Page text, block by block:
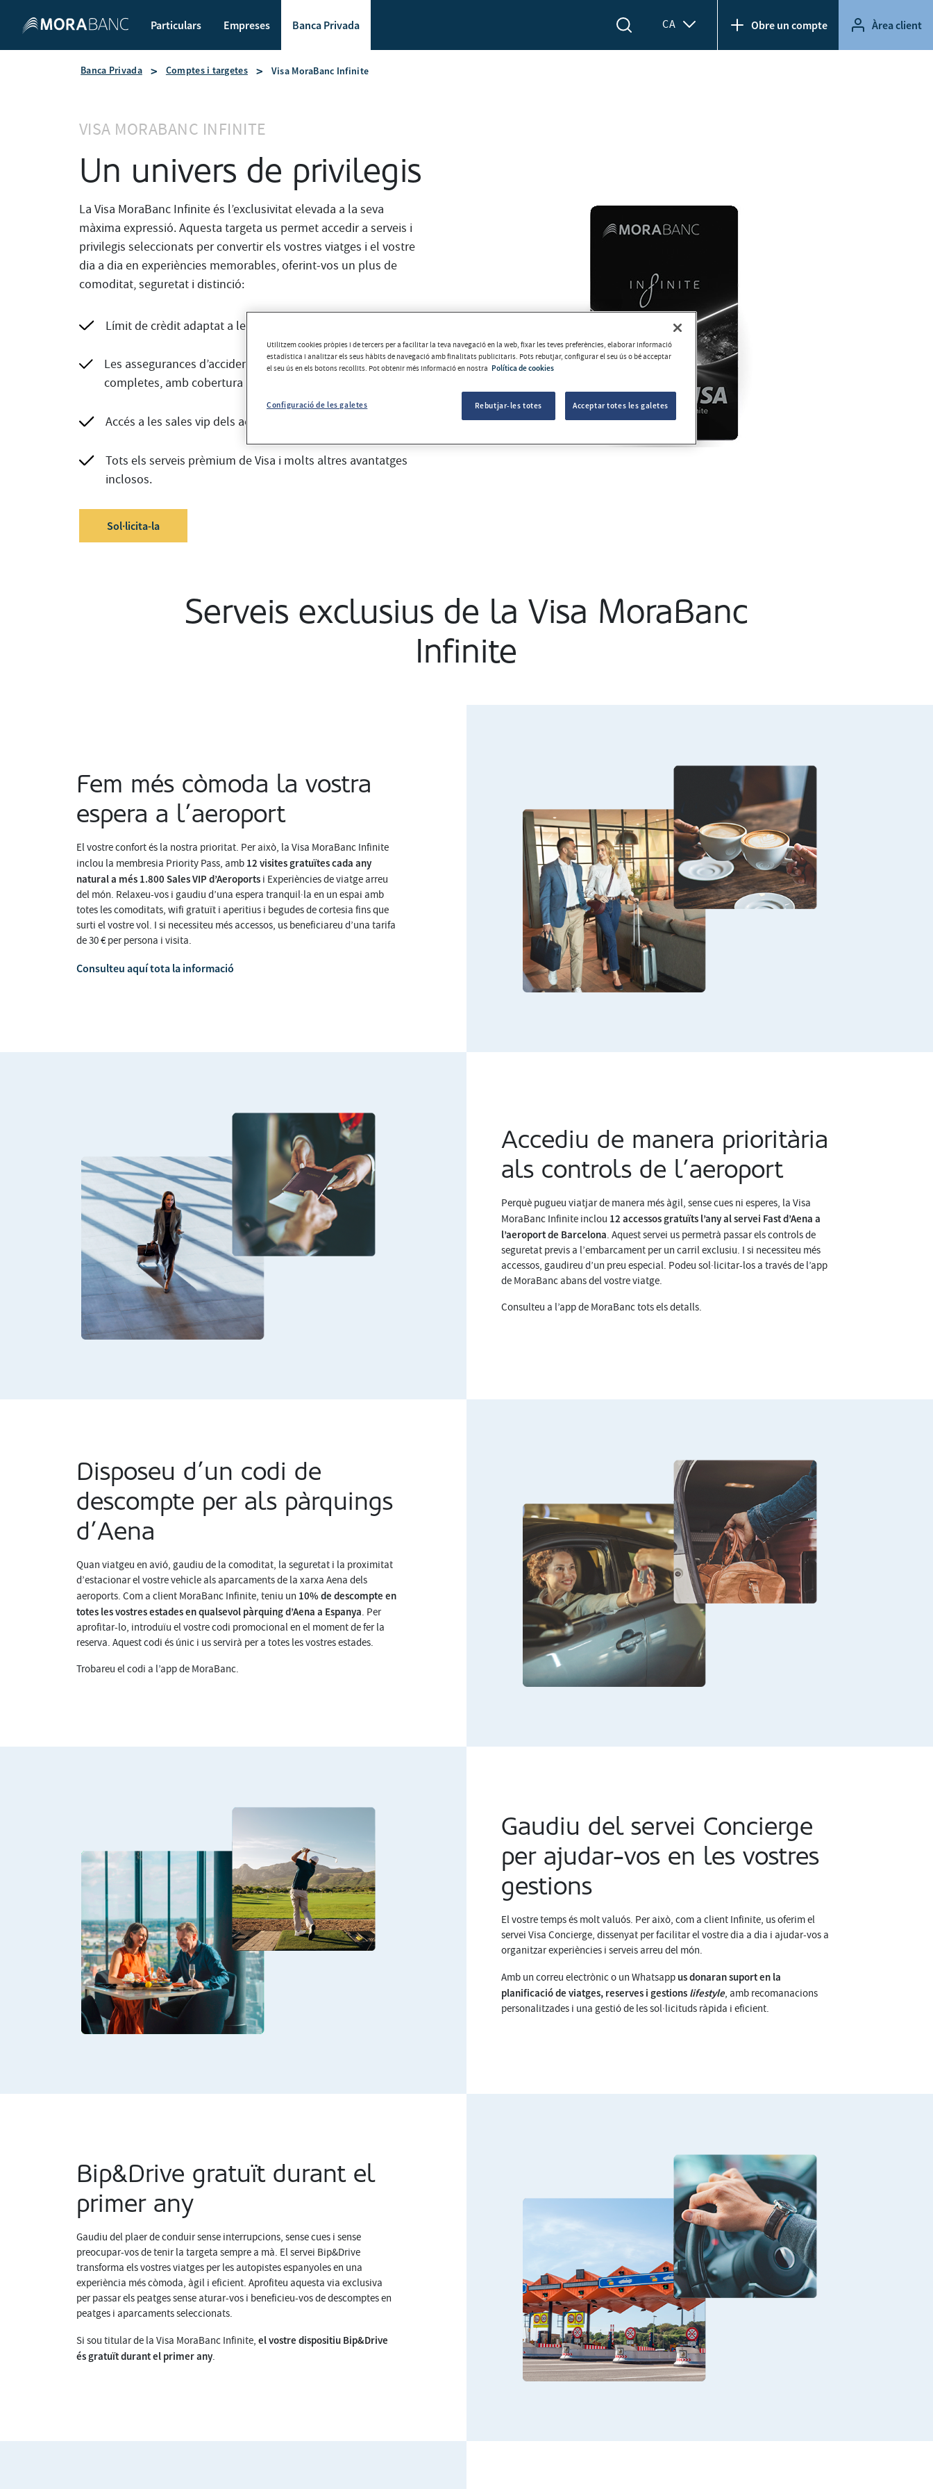
Particulars Empreses Banca Privada CA Obre un compte Àrea client
Banca Privada Comptes i targetes Visa MoraBanc Infinite
VISA MORABANC INFINITE
Un univers de privilegis
La Visa MoraBanc Infinite és l’exclusivitat elevada a la seva
màxima expressió. Aquesta targeta us permet accedir a serveis i
privilegis seleccionats per convertir els vostres viatges i el vostre
dia a dia en experiències memorables, oferint-vos un plus de
comoditat, seguretat i distinció:
Límit de crèdit adaptat a les vostres necessitats.
Les assegurances d’accidents i assistència en viatge més
completes, amb cobertura de fins a 100.000 € en viatge.
Accés a les sales vip dels aeroports d’arreu del mon
Tots els serveis prèmium de Visa i molts altres avantatges
inclosos.
Sol·licita-la
Serveis exclusius de la Visa MoraBanc
Infinite
Fem més còmoda la vostra
espera a l’aeroport
El vostre confort és la nostra prioritat. Per això, la Visa MoraBanc Infinite
inclou la membresia Priority Pass, amb 12 visites gratuïtes cada any
natural a més 1.800 Sales VIP d’Aeroports i Experiències de viatge arreu
del món. Relaxeu-vos i gaudiu d’una espera tranquil·la en un espai amb
totes les comoditats, wifi gratuït i aperitius i begudes de cortesia fins que
surti el vostre vol. I si necessiteu més accessos, us beneficiareu d’una tarifa
de 30 € per persona i visita.
Consulteu aquí tota la informació
Accediu de manera prioritària
als controls de l’aeroport
Perquè pugueu viatjar de manera més àgil, sense cues ni esperes, la Visa
MoraBanc Infinite inclou 12 accessos gratuïts l’any al servei Fast d’Aena a
l’aeroport de Barcelona. Aquest servei us permetrà passar els controls de
seguretat previs a l’embarcament per un carril exclusiu. I si necessiteu més
accessos, gaudireu d’un preu especial. Podeu sol·licitar-los a través de l’app
de MoraBanc abans del vostre viatge.
Consulteu a l’app de MoraBanc tots els detalls.
Disposeu d’un codi de
descompte per als pàrquings
d’Aena
Quan viatgeu en avió, gaudiu de la comoditat, la seguretat i la proximitat
d’estacionar el vostre vehicle als aparcaments de la xarxa Aena dels
aeroports. Com a client MoraBanc Infinite, teniu un 10% de descompte en
totes les vostres estades en qualsevol pàrquing d’Aena a Espanya. Per
aprofitar-lo, introduïu el vostre codi promocional en el moment de fer la
reserva. Aquest codi és únic i us servirà per a totes les vostres estades.
Trobareu el codi a l’app de MoraBanc.
Gaudiu del servei Concierge
per ajudar-vos en les vostres
gestions
El vostre temps és molt valuós. Per això, com a client Infinite, us oferim el
servei Visa Concierge, dissenyat per facilitar el vostre dia a dia i ajudar-vos a
organitzar experiències i serveis arreu del món.
Amb un correu electrònic o un Whatsapp us donaran suport en la
planificació de viatges, reserves i gestions lifestyle, amb recomanacions
personalitzades i una gestió de les sol·licituds ràpida i eficient.
Bip&Drive gratuït durant el
primer any
Gaudiu del plaer de conduir sense interrupcions, sense cues i sense
preocupar-vos de tenir la targeta sempre a mà. El servei Bip&Drive
transforma els vostres viatges per les autopistes espanyoles en una
experiència més còmoda, àgil i eficient. Aprofiteu aquesta via exclusiva
per passar els peatges sense aturar-vos i beneficieu-vos de descomptes en
peatges i aparcaments seleccionats.
Si sou titular de la Visa MoraBanc Infinite, el vostre dispositiu Bip&Drive
és gratuït durant el primer any.
Utilitzem cookies pròpies i de tercers per a facilitar la teva navegació en la web, fixar les teves preferències, elaborar informació
estadística i analitzar els seus hàbits de navegació amb finalitats publicitaris. Pots rebutjar, configurar el seu ús o bé acceptar
el seu ús en els botons recollits. Pot obtenir més informació en nostra Política de cookies
Configuració de les galetes Rebutjar-les totes Acceptar totes les galetes